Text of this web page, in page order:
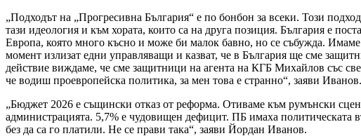
„Подходът на „Прогресивна България“ е по бонбон за всеки. Този
тази идеология и към хората, които са на друга позиция. България е
Европа, която много късно и може би малок бавно, но се събужда. Имаме
момент излизат едни управляващи и казват, че в България ще сме
действие виждаме, че сме защитници на агента на КГБ Михайлов със
че водиш проевропейска политика, за мен това е странно“, заяви Иванов.
„Бюджет 2026 е същински отказ от реформа. Отиваме към румънски
администрацията. 5,7% е чудовищен дефицит. ПБ имаха политическата
без да са го платили. Не се прави така“, заяви Йордан Иванов.